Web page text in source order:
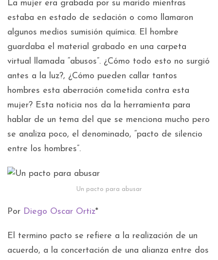
La mujer era grabada por su marido mientras
estaba en estado de sedación o como llamaron
algunos medios sumisión química. El hombre
guardaba el material grabado en una carpeta
virtual llamada “abusos”. ¿Cómo todo esto no surgió
antes a la luz?, ¿Cómo pueden callar tantos
hombres esta aberración cometida contra esta
mujer? Esta noticia nos da la herramienta para
hablar de un tema del que se menciona mucho pero
se analiza poco, el denominado, “pacto de silencio
entre los hombres”.
Un pacto para abusar
Por Diego Oscar Ortiz*
El termino pacto se refiere a la realización de un
acuerdo, a la concertación de una alianza entre dos